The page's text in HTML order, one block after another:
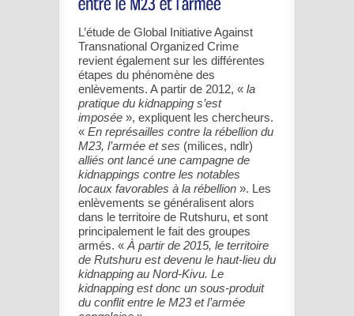
L’étude de Global Initiative Against
Transnational Organized Crime
revient également sur les différentes
étapes du phénomène des
enlèvements. A partir de 2012, « la
pratique du kidnapping s’est
imposée », expliquent les chercheurs.
« En représailles contre la rébellion du
M23, l’armée et ses (milices, ndlr)
alliés ont lancé une campagne de
kidnappings contre les notables
locaux favorables à la rébellion ». Les
enlèvements se généralisent alors
dans le territoire de Rutshuru, et sont
principalement le fait des groupes
armés. « À partir de 2015, le territoire
de Rutshuru est devenu le haut-lieu du
kidnapping au Nord-Kivu. Le
kidnapping est donc un sous-produit
du conflit entre le M23 et l’armée